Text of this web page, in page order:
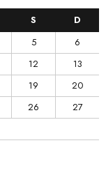
S
D
5
6
12
13
19
20
26
27